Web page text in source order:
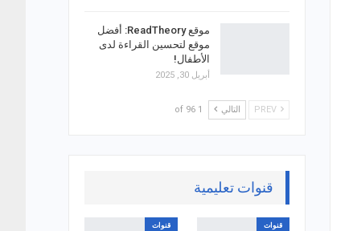
موقع ReadTheory: أفضل
موقع لتحسين القراءة لدى
الأطفال!
أبريل 30, 2025
التالي 1 of 96
قنوات تعليمية
قنوات قنوات